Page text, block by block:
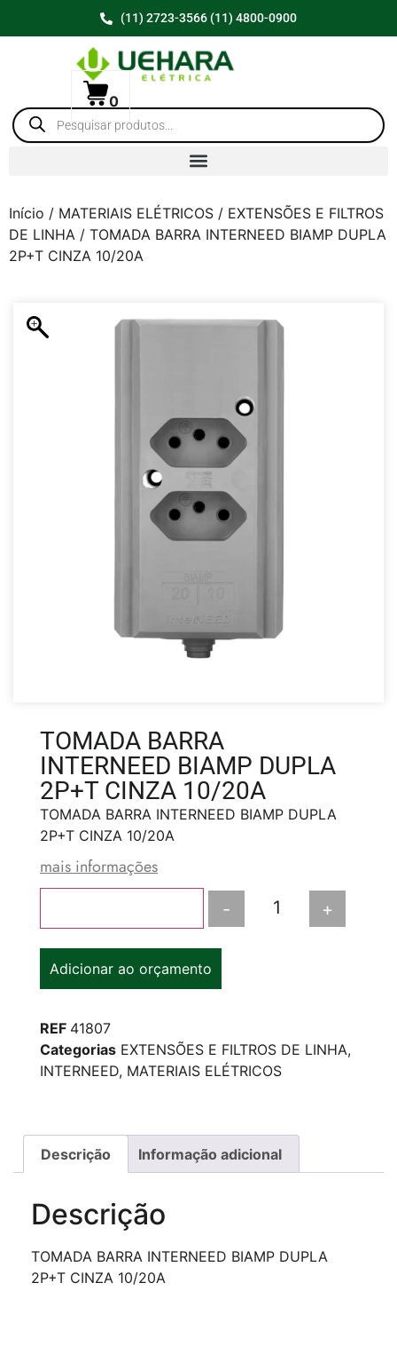
(11) 2723-3566 (11) 4800-0900
0
Início / MATERIAIS ELÉTRICOS / EXTENSÕES E FILTROS
DE LINHA / TOMADA BARRA INTERNEED BIAMP DUPLA
2P+T CINZA 10/20A
TOMADA BARRA
INTERNEED BIAMP DUPLA
2P+T CINZA 10/20A
TOMADA BARRA INTERNEED BIAMP DUPLA
2P+T CINZA 10/20A
mais informações
- +
Adicionar ao orçamento
REF 41807
Categorias EXTENSÕES E FILTROS DE LINHA,
INTERNEED, MATERIAIS ELÉTRICOS
Descrição Informação adicional
Descrição
TOMADA BARRA INTERNEED BIAMP DUPLA
2P+T CINZA 10/20A